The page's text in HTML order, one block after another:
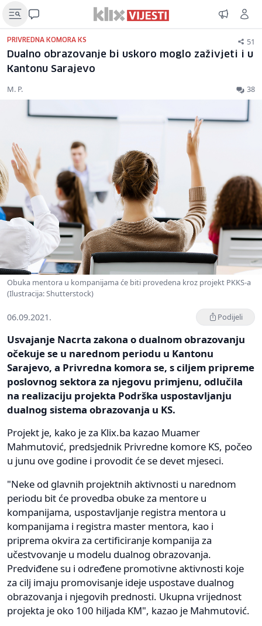
PRIVREDNA KOMORA KS 51
Dualno obrazovanje bi uskoro moglo zaživjeti i u
Kantonu Sarajevo
M. P. 38
Obuka mentora u kompanijama će biti provedena kroz projekt PKKS-a
(Ilustracija: Shutterstock)
06.09.2021. Podijeli
Usvajanje Nacrta zakona o dualnom obrazovanju
očekuje se u narednom periodu u Kantonu
Sarajevo, a Privredna komora se, s ciljem pripreme
poslovnog sektora za njegovu primjenu, odlučila
na realizaciju projekta Podrška uspostavljanju
dualnog sistema obrazovanja u KS.
Projekt je, kako je za Klix.ba kazao Muamer
Mahmutović, predsjednik Privredne komore KS, počeo
u junu ove godine i provodit će se devet mjeseci.
"Neke od glavnih projektnih aktivnosti u narednom
periodu bit će provedba obuke za mentore u
kompanijama, uspostavljanje registra mentora u
kompanijama i registra master mentora, kao i
priprema okvira za certificiranje kompanija za
učestvovanje u modelu dualnog obrazovanja.
Predviđene su i određene promotivne aktivnosti koje
za cilj imaju promovisanje ideje uspostave dualnog
obrazovanja i njegovih prednosti. Ukupna vrijednost
projekta je oko 100 hiljada KM", kazao je Mahmutović.